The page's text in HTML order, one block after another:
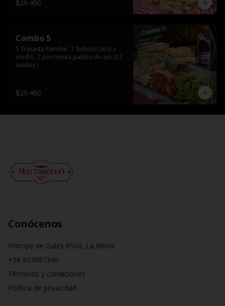
$29.490
Combo 5
1 Tripasta Familiar ,1 bebida Litro y
medio ,2 porciones palitos de ajo (12
unidos )
$29.490
Conócenos
Principe de Gales 6560, La Reina.
+56 953987349
Términos y condiciones
Política de privacidad